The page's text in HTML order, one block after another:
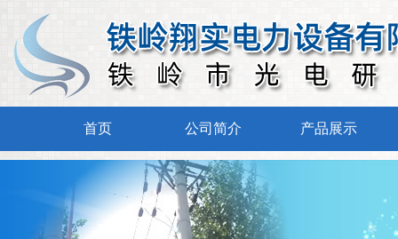
首页 公司简介 产品展示